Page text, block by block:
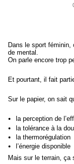
Dans le sport féminin,
de mental.
On parle encore trop
Et pourtant, il fait
Sur le papier, on sait
la perception de
la tolérance à la
la thermorégulation
l’énergie disponible
Mais sur le terrain, ça